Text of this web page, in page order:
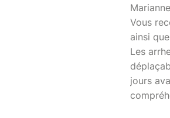
Vous
ainsi
Les
jours